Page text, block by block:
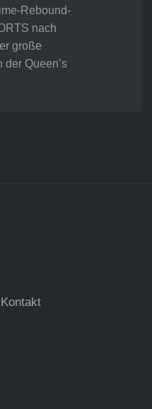
Rebound-
nach
große
der Queen’s
Kontakt